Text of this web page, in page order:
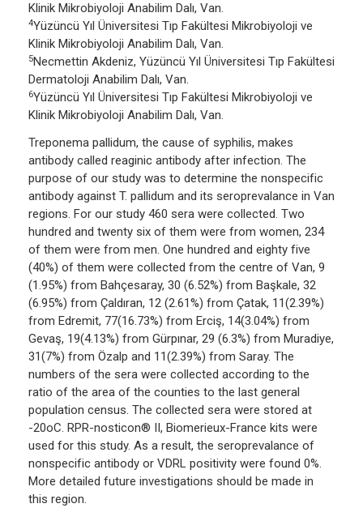
Klinik Mikrobiyoloji Anabilim Dalı, Van.
4Yüzüncü Yıl Üniversitesi Tıp Fakültesi Mikrobiyoloji ve
Klinik Mikrobiyoloji Anabilim Dalı, Van.
5Necmettin Akdeniz, Yüzüncü Yıl Üniversitesi Tıp Fakültesi
Dermatoloji Anabilim Dalı, Van.
6Yüzüncü Yıl Üniversitesi Tıp Fakültesi Mikrobiyoloji ve
Klinik Mikrobiyoloji Anabilim Dalı, Van.
Treponema pallidum, the cause of syphilis, makes
antibody called reaginic antibody after infection. The
purpose of our study was to determine the nonspecific
antibody against T. pallidum and its seroprevalance in Van
regions. For our study 460 sera were collected. Two
hundred and twenty six of them were from women, 234
of them were from men. One hundred and eighty five
(40%) of them were collected from the centre of Van, 9
(1.95%) from Bahçesaray, 30 (6.52%) from Başkale, 32
(6.95%) from Çaldıran, 12 (2.61%) from Çatak, 11(2.39%)
from Edremit, 77(16.73%) from Erciş, 14(3.04%) from
Gevaş, 19(4.13%) from Gürpınar, 29 (6.3%) from Muradiye,
31(7%) from Özalp and 11(2.39%) from Saray. The
numbers of the sera were collected according to the
ratio of the area of the counties to the last general
population census. The collected sera were stored at
-20oC. RPR-nosticon® II, Biomerieux-France kits were
used for this study. As a result, the seroprevalance of
nonspecific antibody or VDRL positivity were found 0%.
More detailed future investigations should be made in
this region.